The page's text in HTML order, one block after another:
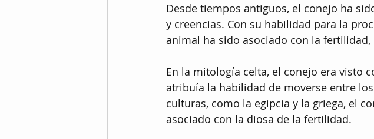
Desde tiempos antiguos, el conejo ha
y creencias. Con su habilidad para la
animal ha sido asociado con la
En la mitología celta, el conejo era visto
atribuía la habilidad de moverse entre
culturas, como la egipcia y la griega, el
asociado con la diosa de la fertilidad.